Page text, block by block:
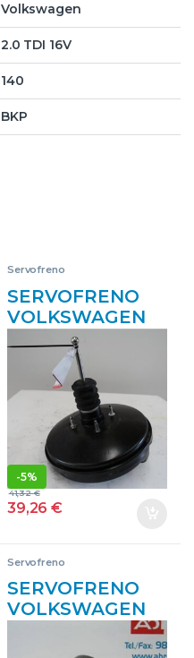
Volkswagen
2.0 TDI 16V
140
BKP
Servofreno
SERVOFRENO
VOLKSWAGEN
GOLF V (1K1)
(2003->) 1.9 TDI
BKC 020405505I
20405505I GRIS
BOSCH CON
BOMBA
-5%
39,26€
41,32€
Servofreno
SERVOFRENO
VOLKSWAGEN
(2003->) 2.0 GTI